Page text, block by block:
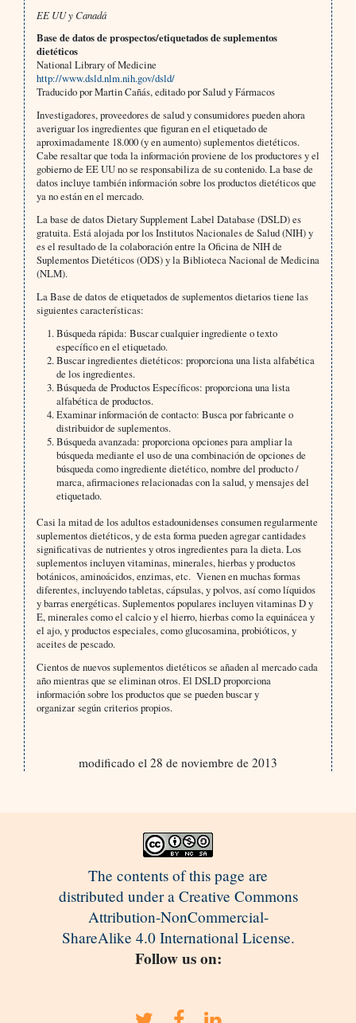
EE UU y Canadá
Base de datos de prospectos/etiquetados de suplementos
dietéticos
National Library of Medicine
http://www.dsld.nlm.nih.gov/dsld/
Traducido por Martin Cañás, editado por Salud y Fármacos
Investigadores, proveedores de salud y consumidores pueden ahora
averiguar los ingredientes que figuran en el etiquetado de
aproximadamente 18.000 (y en aumento) suplementos dietéticos.
Cabe resaltar que toda la información proviene de los productores y el
gobierno de EE UU no se responsabiliza de su contenido. La base de
datos incluye también información sobre los productos dietéticos que
ya no están en el mercado.
La base de datos Dietary Supplement Label Database (DSLD) es
gratuita. Está alojada por los Institutos Nacionales de Salud (NIH) y
es el resultado de la colaboración entre la Oficina de NIH de
Suplementos Dietéticos (ODS) y la Biblioteca Nacional de Medicina
(NLM).
La Base de datos de etiquetados de suplementos dietarios tiene las
siguientes características:
Búsqueda rápida: Buscar cualquier ingrediente o texto
específico en el etiquetado.
Buscar ingredientes dietéticos: proporciona una lista alfabética
de los ingredientes.
Búsqueda de Productos Específicos: proporciona una lista
alfabética de productos.
Examinar información de contacto: Busca por fabricante o
distribuidor de suplementos.
Búsqueda avanzada: proporciona opciones para ampliar la
búsqueda mediante el uso de una combinación de opciones de
búsqueda como ingrediente dietético, nombre del producto /
marca, afirmaciones relacionadas con la salud, y mensajes del
etiquetado.
Casi la mitad de los adultos estadounidenses consumen regularmente
suplementos dietéticos, y de esta forma pueden agregar cantidades
significativas de nutrientes y otros ingredientes para la dieta. Los
suplementos incluyen vitaminas, minerales, hierbas y productos
botánicos, aminoácidos, enzimas, etc. Vienen en muchas formas
diferentes, incluyendo tabletas, cápsulas, y polvos, así como líquidos
y barras energéticas. Suplementos populares incluyen vitaminas D y
E, minerales como el calcio y el hierro, hierbas como la equinácea y
el ajo, y productos especiales, como glucosamina, probióticos, y
aceites de pescado.
Cientos de nuevos suplementos dietéticos se añaden al mercado cada
año mientras que se eliminan otros. El DSLD proporciona
información sobre los productos que se pueden buscar y
organizar según criterios propios.
modificado el 28 de noviembre de 2013
The contents of this page are
distributed under a Creative Commons
Attribution-NonCommercial-
ShareAlike 4.0 International License.
Follow us on: